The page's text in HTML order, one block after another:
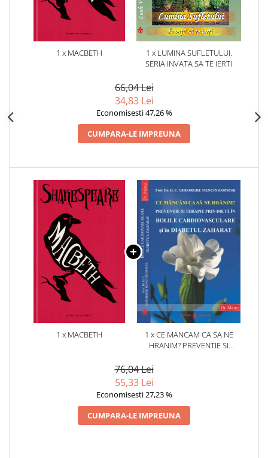
1 x MACBETH
1 x LUMINA SUFLETULUI.
SERIA INVATA SA TE IERTI
66,04 Lei
34,83 Lei
Economisesti 47,26 %
CUMPARA-LE IMPREUNA
1 x MACBETH
1 x CE MANCAM CA SA NE
HRANIM? PREVENTIE SI
CARDIOVASCULARE SI IN
76,04 Lei
55,33 Lei
Economisesti 27,23 %
CUMPARA-LE IMPREUNA